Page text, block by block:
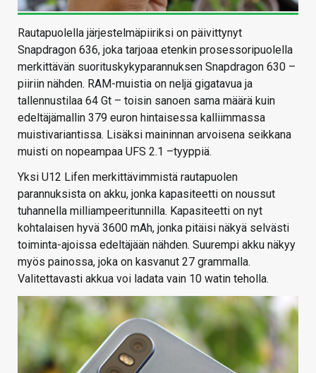
Rautapuolella järjestelmäpiiriksi on päivittynyt
Snapdragon 636, joka tarjoaa etenkin prosessoripuolella
merkittävän suorituskykyparannuksen Snapdragon 630 –
piiriin nähden. RAM-muistia on neljä gigatavua ja
tallennustilaa 64 Gt – toisin sanoen sama määrä kuin
edeltäjämallin 379 euron hintaisessa kalliimmassa
muistivariantissa. Lisäksi maininnan arvoisena seikkana
muisti on nopeampaa UFS 2.1 –tyyppiä.
Yksi U12 Lifen merkittävimmistä rautapuolen
parannuksista on akku, jonka kapasiteetti on noussut
tuhannella milliampeeritunnilla. Kapasiteetti on nyt
kohtalaisen hyvä 3600 mAh, jonka pitäisi näkyä selvästi
toiminta-ajoissa edeltäjään nähden. Suurempi akku näkyy
myös painossa, joka on kasvanut 27 grammalla.
Valitettavasti akkua voi ladata vain 10 watin teholla.